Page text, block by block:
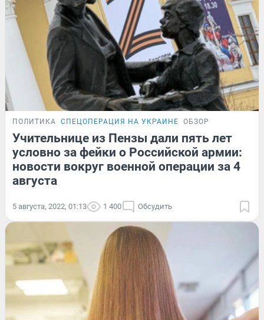
ПОЛИТИКА СПЕЦОПЕРАЦИЯ НА УКРАИНЕ ОБЗОР
Учительнице из Пензы дали пять лет
условно за фейки о Российской армии:
новости вокруг военной операции за 4
августа
5 августа, 2022, 01:13 1 400 Обсудить